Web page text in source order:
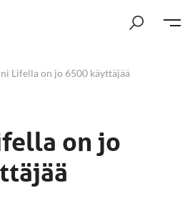
Lifella on jo 6500 käyttäjää
on jo